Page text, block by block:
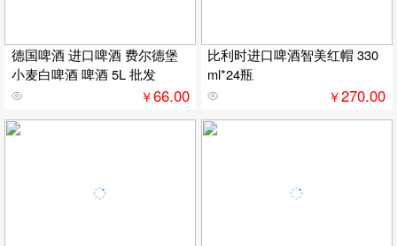
德国啤酒 进口啤酒 费尔德堡
小麦白啤酒 啤酒 5L 批发
￥66.00
比利时进口啤酒智美红帽 330
ml*24瓶
￥270.00